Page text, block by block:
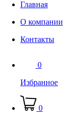
Главная
О компании
Контакты
0
Избранное
0